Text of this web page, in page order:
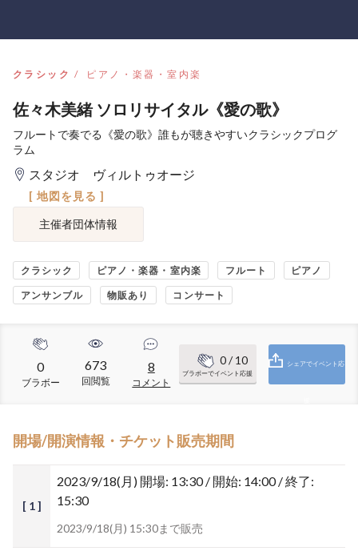
クラシック ピアノ・楽器・室内楽
佐々木美緒 ソロリサイタル《愛の歌》
フルートで奏でる《愛の歌》誰もが聴きやすいクラシックプログ
ラム
スタジオ ヴィルトゥオージ
[ 地図を見る ]
主催者団体情報
クラシック ピアノ・楽器・室内楽 フルート ピアノ
アンサンブル 物販あり コンサート
0
ブラボー
673
回閲覧
8
コメント
0/ 10
ブラボーでイベント応援
シェアでイベント応
開場/開演情報・チケット販売期間
[ 1 ]
2023/9/18(月) 開場: 13:30 / 開始: 14:00 / 終了:
15:30
2023/9/18(月) 15:30まで販売